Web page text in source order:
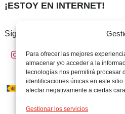
Para ofrecer las mejores
almacenar y/o acceder a la
tecnologías nos permitirá procesar
identificaciones únicas en este
afectar negativamente a ciertas
Gestionar los servicios
¡ESTOY EN INTERNET!
Sígueme en: